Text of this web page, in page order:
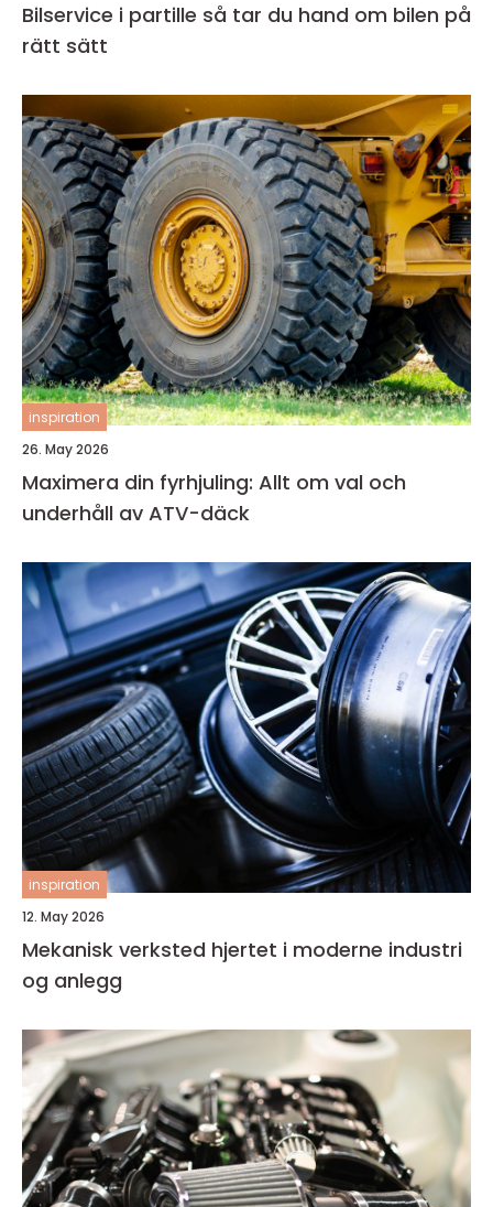
Bilservice i partille så tar du hand om bilen på
rätt sätt
inspiration
26. May 2026
Maximera din fyrhjuling: Allt om val och
underhåll av ATV-däck
inspiration
12. May 2026
Mekanisk verksted hjertet i moderne industri
og anlegg